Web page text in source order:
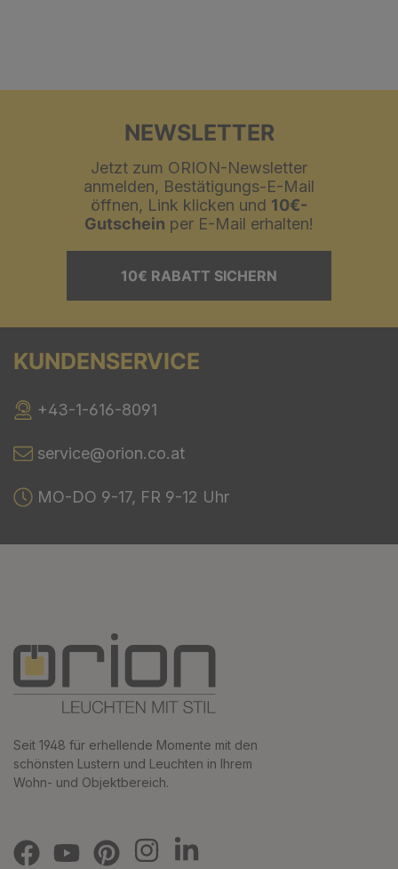
NEWSLETTER
Jetzt zum ORION-Newsletter
anmelden, Bestätigungs-E-Mail
öffnen, Link klicken und 10€-
Gutschein per E-Mail erhalten!
10€ RABATT SICHERN
KUNDENSERVICE
+43-1-616-8091
service@orion.co.at
MO-DO 9-17, FR 9-12 Uhr
Seit 1948 für erhellende Momente mit den
schönsten Lustern und Leuchten in Ihrem
Wohn- und Objektbereich.